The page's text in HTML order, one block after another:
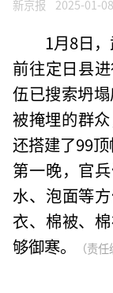
新京报 2025-01-
1月8日
前往定日县
伍已搜索坍
被掩埋的群
还搭建了99
第一晚，官
水、泡面等
衣、棉被、
够御寒。
（责